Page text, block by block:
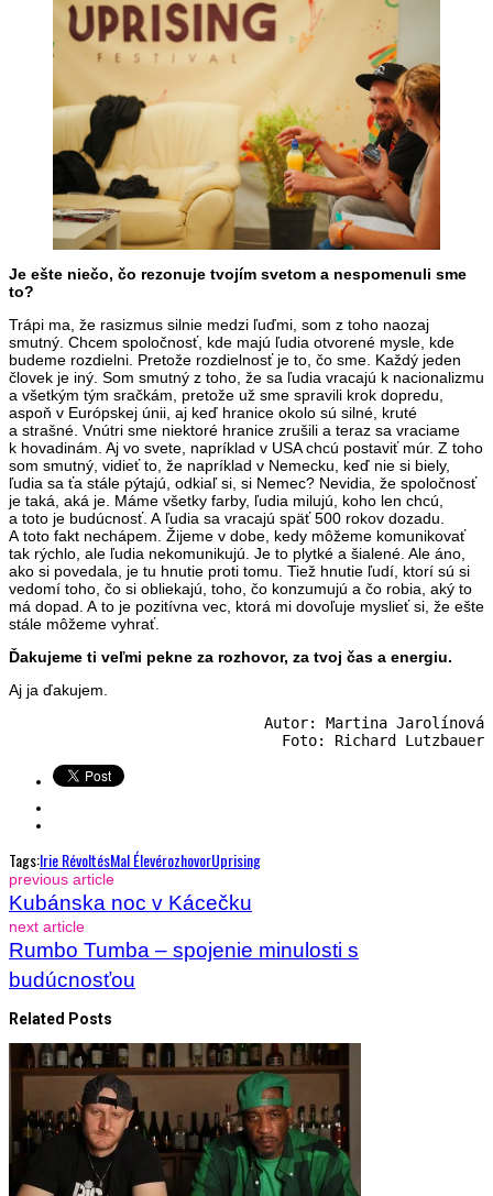
Je ešte niečo, čo rezonuje tvojím svetom a nespomenuli sme
to?
Trápi ma, že rasizmus silnie medzi ľuďmi, som z toho naozaj
smutný. Chcem spoločnosť, kde majú ľudia otvorené mysle, kde
budeme rozdielni. Pretože rozdielnosť je to, čo sme. Každý jeden
človek je iný. Som smutný z toho, že sa ľudia vracajú k nacionalizmu
a všetkým tým sračkám, pretože už sme spravili krok dopredu,
aspoň v Európskej únii, aj keď hranice okolo sú silné, kruté
a strašné. Vnútri sme niektoré hranice zrušili a teraz sa vraciame
k hovadinám. Aj vo svete, napríklad v USA chcú postaviť múr. Z toho
som smutný, vidieť to, že napríklad v Nemecku, keď nie si biely,
ľudia sa ťa stále pýtajú, odkiaľ si, si Nemec? Nevidia, že spoločnosť
je taká, aká je. Máme všetky farby, ľudia milujú, koho len chcú,
a toto je budúcnosť. A ľudia sa vracajú späť 500 rokov dozadu.
A toto fakt nechápem. Žijeme v dobe, kedy môžeme komunikovať
tak rýchlo, ale ľudia nekomunikujú. Je to plytké a šialené. Ale áno,
ako si povedala, je tu hnutie proti tomu. Tiež hnutie ľudí, ktorí sú si
vedomí toho, čo si obliekajú, toho, čo konzumujú a čo robia, aký to
má dopad. A to je pozitívna vec, ktorá mi dovoľuje myslieť si, že ešte
stále môžeme vyhrať.
Ďakujeme ti veľmi pekne za rozhovor, za tvoj čas a energiu.
Aj ja ďakujem.
Autor: Martina Jarolínová
Foto: Richard Lutzbauer
Tags:Irie RévoltésMal ÉlevéRozhovorUprising
previous article
Kubánska noc v Kácečku
next article
Rumbo Tumba – spojenie minulosti s
budúcnosťou
Related Posts